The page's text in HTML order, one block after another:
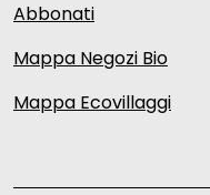
Abbonati
Mappa Negozi Bio
Mappa Ecovillaggi